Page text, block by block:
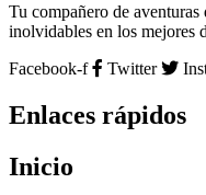
Tu compañero de
inolvidables en los mejores
Facebook-f
Twitter
Enlaces rápidos
Inicio